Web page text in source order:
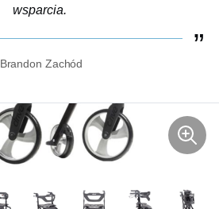
wsparcia.
Brandon Zachód